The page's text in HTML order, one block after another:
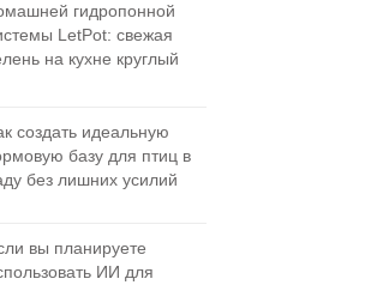
гидропонной
LetPot: свежая
на кухне круглый
создать идеальную
базу для птиц в
без лишних усилий
вы планируете
ИИ для